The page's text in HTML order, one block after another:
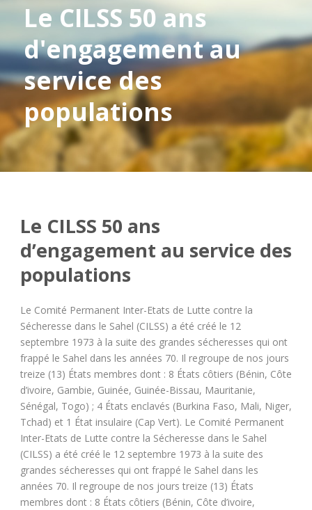
Le CILSS 50 ans
d'engagement au
service des
populations
Le CILSS 50 ans
d’engagement au service des
populations
Le Comité Permanent Inter-Etats de Lutte contre la
Sécheresse dans le Sahel (CILSS) a été créé le 12
septembre 1973 à la suite des grandes sécheresses qui ont
frappé le Sahel dans les années 70. Il regroupe de nos jours
treize (13) États membres dont : 8 États côtiers (Bénin, Côte
d’ivoire, Gambie, Guinée, Guinée-Bissau, Mauritanie,
Sénégal, Togo) ; 4 États enclavés (Burkina Faso, Mali, Niger,
Tchad) et 1 État insulaire (Cap Vert). Le Comité Permanent
Inter-Etats de Lutte contre la Sécheresse dans le Sahel
(CILSS) a été créé le 12 septembre 1973 à la suite des
grandes sécheresses qui ont frappé le Sahel dans les
années 70. Il regroupe de nos jours treize (13) États
membres dont : 8 États côtiers (Bénin, Côte d’ivoire,